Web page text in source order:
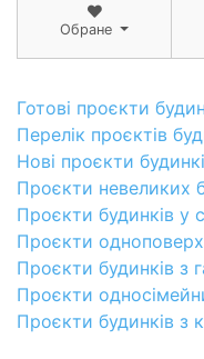
Обране
Готові проєкти
Перелік проєктів
Нові проєкти
Проєкти невеликих
Проєкти будинків у
Проєкти
Проєкти будинків
Проєкти
Проєкти будинків з